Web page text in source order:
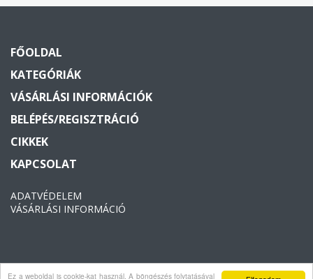
Ez a weboldal is cookie-kat használ. A böngészés folytatásával
FŐOLDAL
KATEGÓRIÁK
VÁSÁRLÁSI INFORMÁCIÓK
BELÉPÉS/REGISZTRÁCIÓ
CIKKEK
KAPCSOLAT
ADATVÉDELEM
VÁSÁRLÁSI INFORMÁCIÓ